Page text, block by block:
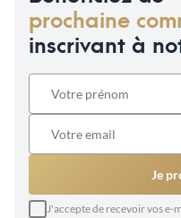
prochaine
inscrivant à
Je
J'accepte de recevoir vos e-